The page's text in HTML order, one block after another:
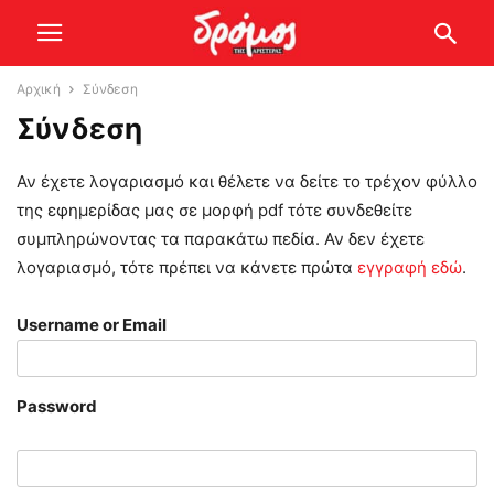
Αρχική Σύνδεση
Σύνδεση
Αν έχετε λογαριασμό και θέλετε να δείτε το τρέχον φύλλο
της εφημερίδας μας σε μορφή pdf τότε συνδεθείτε
συμπληρώνοντας τα παρακάτω πεδία. Αν δεν έχετε
λογαριασμό, τότε πρέπει να κάνετε πρώτα εγγραφή εδώ.
Username or Email
Password